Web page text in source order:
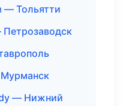
— Тольятти
— Нижний